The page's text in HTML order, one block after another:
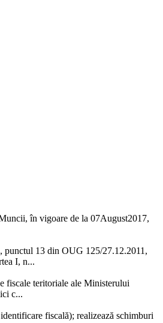
în vigoare de la 07August2017,
punctul 13 din OUG 125/27.12.2011,
I, n...
fiscale teritoriale ale Ministerului
c...
fiscală); realizează schimburi